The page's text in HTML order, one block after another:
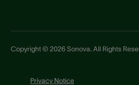
Copyright © 2026 Sonova. All Rights
Privacy Notice